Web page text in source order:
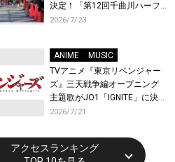
決定！「第12回千曲川ハーフ
マラソン」エントリー受付開
2026/7/23
ANIME
MUSIC
TVアニメ『東京リベンジャー
ズ』三天戦争編オープニング
主題歌がJO1「IGNITE」に決
定！メンバー全員から喜びと
トが到着！9月に東京・大阪で
先行上映会を開催！
2026/7/21
アクセスランキング